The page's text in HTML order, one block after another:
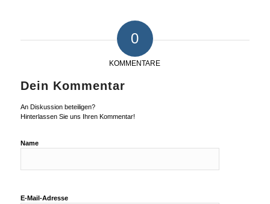
0
KOMMENTARE
Dein Kommentar
An Diskussion beteiligen?
Hinterlassen Sie uns Ihren Kommentar!
Name
E-Mail-Adresse